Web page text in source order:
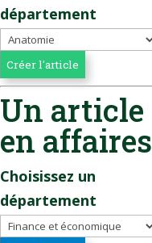
département
Un article
en affaires
Choisissez un
département